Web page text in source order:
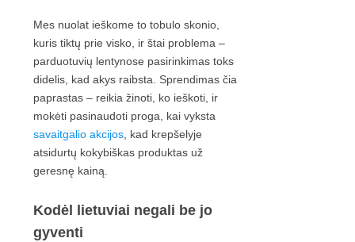
Mes nuolat ieškome to tobulo skonio,
kuris tiktų prie visko, ir štai problema –
parduotuvių lentynose pasirinkimas toks
didelis, kad akys raibsta. Sprendimas čia
paprastas – reikia žinoti, ko ieškoti, ir
mokėti pasinaudoti proga, kai vyksta
savaitgalio akcijos, kad krepšelyje
atsidurtų kokybiškas produktas už
geresnę kainą.
Kodėl lietuviai negali be jo
gyventi